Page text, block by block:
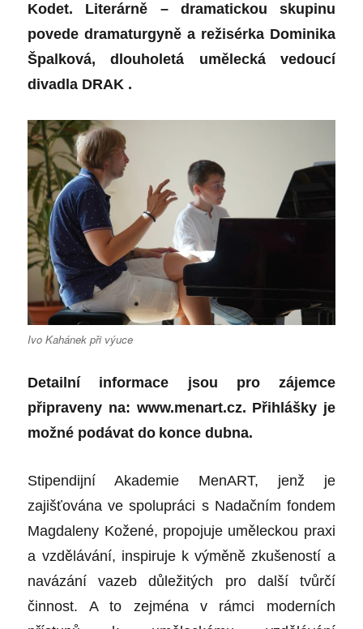
Kodet. Literárně – dramatickou skupinu
povede dramaturgyně a režisérka Dominika
Špalková, dlouholetá umělecká vedoucí
divadla DRAK .
Ivo Kahánek při výuce
Detailní informace jsou pro zájemce
připraveny na: www.menart.cz. Přihlášky je
možné podávat do konce dubna.
Stipendijní Akademie MenART, jenž je
zajišťována ve spolupráci s Nadačním fondem
Magdaleny Kožené, propojuje uměleckou praxi
a vzdělávání, inspiruje k výměně zkušeností a
navázání vazeb důležitých pro další tvůrčí
činnost. A to zejména v rámci moderních